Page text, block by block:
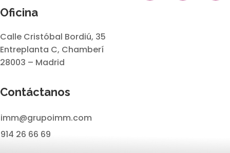
Oficina
Calle Cristóbal Bordiú, 35
Entreplanta C, Chamberí
28003 – Madrid
Contáctanos
imm@grupoimm.com
914 26 66 69